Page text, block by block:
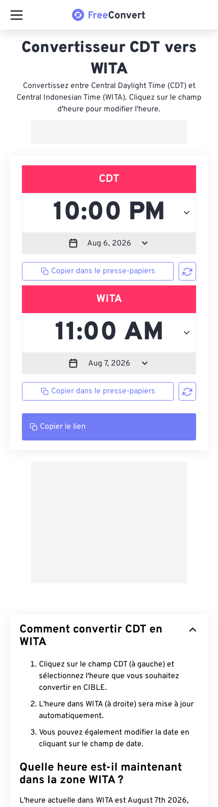
Convertisseur CDT vers
WITA
Convertissez entre Central Daylight Time (CDT) et
Central Indonesian Time (WITA). Cliquez sur le champ
d'heure pour modifier l'heure.
CDT
Copier dans le presse-papiers
WITA
Copier dans le presse-papiers
Copier le lien
Comment convertir CDT en
WITA
Cliquez sur le champ CDT (à gauche) et
sélectionnez l'heure que vous souhaitez
convertir en CIBLE.
L'heure dans WITA (à droite) sera mise à jour
automatiquement.
Vous pouvez également modifier la date en
cliquant sur le champ de date.
Quelle heure est-il maintenant
dans la zone WITA ?
L'heure actuelle dans WITA est August 7th 2026,